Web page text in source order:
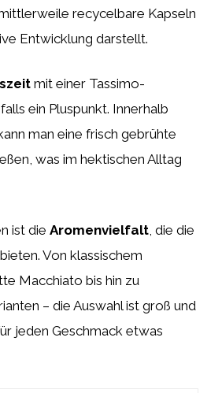
recycelbare Kapseln
Entwicklung darstellt.
mit einer Tassimo-
ein Pluspunkt. Innerhalb
man eine frisch gebrühte
was im hektischen Alltag
ist die Aromenvielfalt , die die
Von klassischem
Macchiato bis hin zu
– die Auswahl ist groß und
jeden Geschmack etwas